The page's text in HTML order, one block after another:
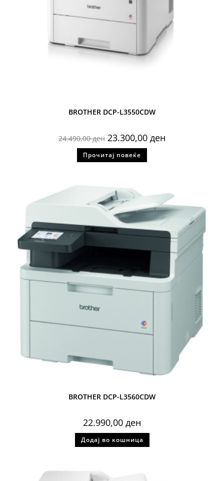
BROTHER DCP-L3550CDW
24.490,00ден 23.300,00 ден
Прочитај повеќе
BROTHER DCP-L3560CDW
22.990,00 ден
Додај во кошница